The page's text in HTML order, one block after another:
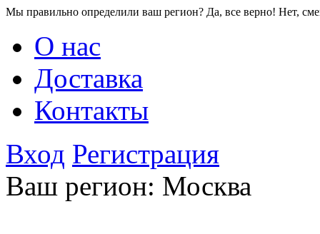
Мы правильно определили ваш регион? Да, все верно! Нет,
О нас
Доставка
Контакты
Вход Регистрация
Ваш регион: Москва